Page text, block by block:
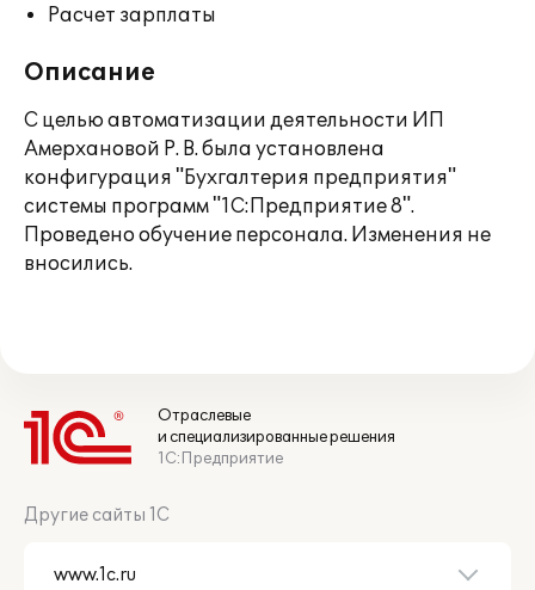
Расчет зарплаты
Описание
С целью автоматизации деятельности ИП
Амерхановой Р. В. была установлена
конфигурация "Бухгалтерия предприятия"
системы программ "1С:Предприятие 8".
Проведено обучение персонала. Изменения не
вносились.
Отраслевые
и специализированные решения
1С:Предприятие
Другие сайты 1С